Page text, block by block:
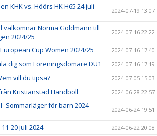
KHK vs. Höörs HK H65 24 juli
2024-07-19 13:07
välkomnar Norma Goldmann till
2024/25
2024-07-16 22:22
Cup Women 2024/25 2024-07-16 17:40
dig som Föreningsdomare DU1 2024-07-16 17:19
vill du tipsa? 2024-07-05 15:03
Kristianstad Handboll 2024-06-28 22:57
Sommarläger för barn 2024 -
2024-06-24 19:51
20 juli 2024 2024-06-22 20:08